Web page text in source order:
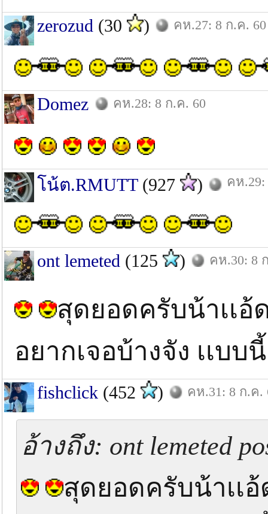
zerozud (30 ) คห.27: 8 ก.ค. 60
Domez คห.28: 8 ก.ค. 60
โน้ต.RMUTT(927 ) คห.29:
ont lemeted (125 ) คห.30: 8
สุดยอดครับน้าเเอ้
อยากเจอบ้างจัง เเบบ
fishclick (452 ) คห.31: 8 ก.ค.
อ้างถึง: ont lemeted
สุดยอดครับน้าเเ